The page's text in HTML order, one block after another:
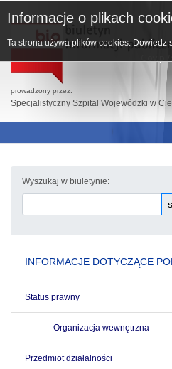
prowadzony przez:
Specjalistyczny Szpital Wojewódzki w
Wyszukaj w biuletynie:
INFORMACJE DOTYCZĄCE
Status prawny
Organizacja wewnętrzna
Przedmiot działalności
Informacje o plikach
Ta strona używa plików cookies. Dowiedz